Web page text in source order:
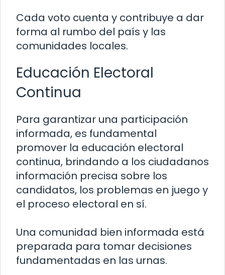
Cada voto cuenta y contribuye a dar
forma al rumbo del país y las
comunidades locales.
Educación Electoral
Continua
Para garantizar una participación
informada, es fundamental
promover la educación electoral
continua, brindando a los ciudadanos
información precisa sobre los
candidatos, los problemas en juego y
el proceso electoral en sí.
Una comunidad bien informada está
preparada para tomar decisiones
fundamentadas en las urnas.